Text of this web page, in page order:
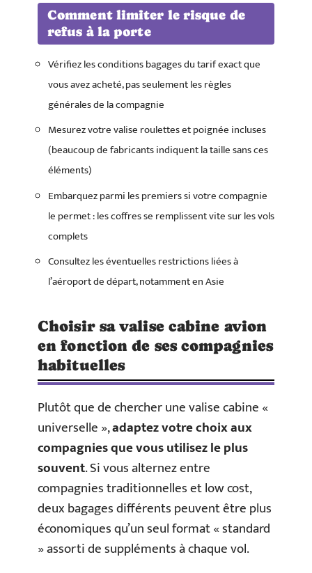
Comment limiter le risque de
refus à la porte
Vérifiez les conditions bagages du tarif exact que
vous avez acheté, pas seulement les règles
générales de la compagnie
Mesurez votre valise roulettes et poignée incluses
(beaucoup de fabricants indiquent la taille sans ces
éléments)
Embarquez parmi les premiers si votre compagnie
le permet : les coffres se remplissent vite sur les vols
complets
Consultez les éventuelles restrictions liées à
l’aéroport de départ, notamment en Asie
Choisir sa valise cabine avion
en fonction de ses compagnies
habituelles
Plutôt que de chercher une valise cabine «
universelle »,adaptez votre choix aux
compagnies que vous utilisez le plus
souvent. Si vous alternez entre
compagnies traditionnelles et low cost,
deux bagages différents peuvent être plus
économiques qu’un seul format « standard
» assorti de suppléments à chaque vol.